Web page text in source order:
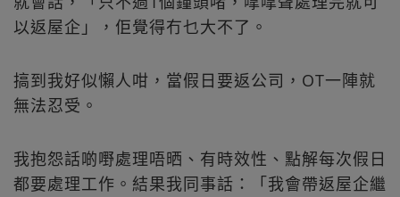
以返屋企」，佢覺得冇乜大不了。
搞到我好似懶人咁，當假日要返公司，OT一陣就
無法忍受。
我抱怨話啲嘢處理唔晒、有時效性、點解每次假日
都要處理工作。結果我同事話：「我會帶返屋企繼